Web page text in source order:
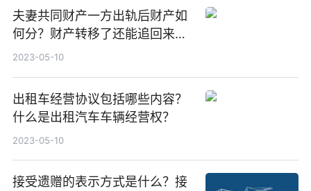
夫妻共同财产一方出轨后财产如
何分？财产转移了还能追回来
吗？
2023-05-10
出租车经营协议包括哪些内容？
什么是出租汽车车辆经营权？
2023-05-10
接受遗赠的表示方式是什么？接